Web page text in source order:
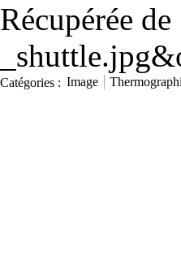
Récupérée de
Catégories : Image